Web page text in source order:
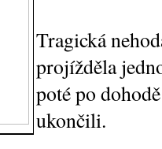
Tragická
projížděla
poté po
ukončili.